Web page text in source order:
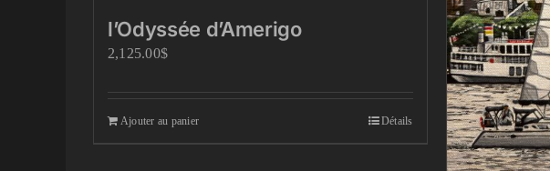
l’Odyssée d’Amerigo
2,125.00$
Ajouter au panier Détails